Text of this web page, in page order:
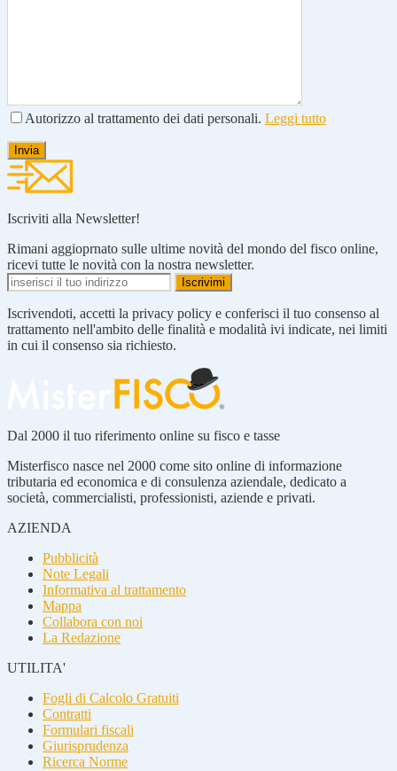
Autorizzo al trattamento dei dati personali. Leggi tutto
Iscriviti alla Newsletter!
Rimani aggioprnato sulle ultime novità del mondo del fisco online,
ricevi tutte le novità con la nostra newsletter.
Iscrivendoti, accetti la privacy policy e conferisci il tuo consenso al
trattamento nell'ambito delle finalità e modalità ivi indicate, nei limiti
in cui il consenso sia richiesto.
Dal 2000 il tuo riferimento online su fisco e tasse
Misterfisco nasce nel 2000 come sito online di informazione
tributaria ed economica e di consulenza aziendale, dedicato a
società, commercialisti, professionisti, aziende e privati.
AZIENDA
Pubblicità
Note Legali
Informativa al trattamento
Mappa
Collabora con noi
La Redazione
UTILITA'
Fogli di Calcolo Gratuiti
Contratti
Formulari fiscali
Giurisprudenza
Ricerca Norme